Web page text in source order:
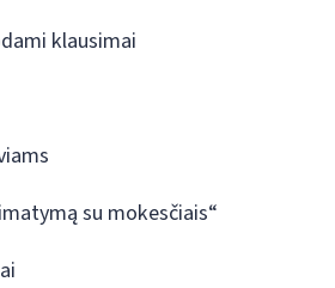
klausimai
su mokesčiais“